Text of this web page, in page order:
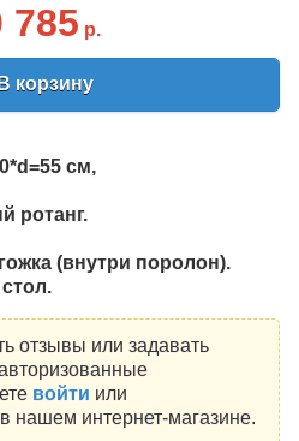
785 р.
В корзину
см,
ротанг.
(внутри поролон).
отзывы или задавать
войти или
нашем интернет-магазине.